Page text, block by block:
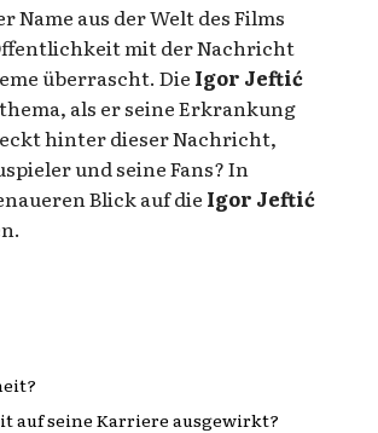
aus der Welt des Films
mit der Nachricht
überrascht. Die Igor Jeftić
als er seine Erkrankung
hinter dieser Nachricht,
und seine Fans? In
Blick auf die Igor Jeftić
auf seine Karriere ausgewirkt?